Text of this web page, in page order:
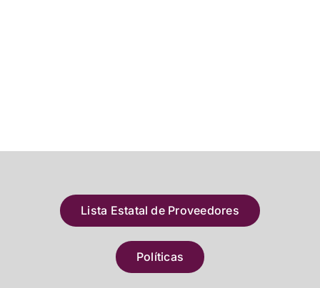
Lista Estatal de Proveedores
Políticas